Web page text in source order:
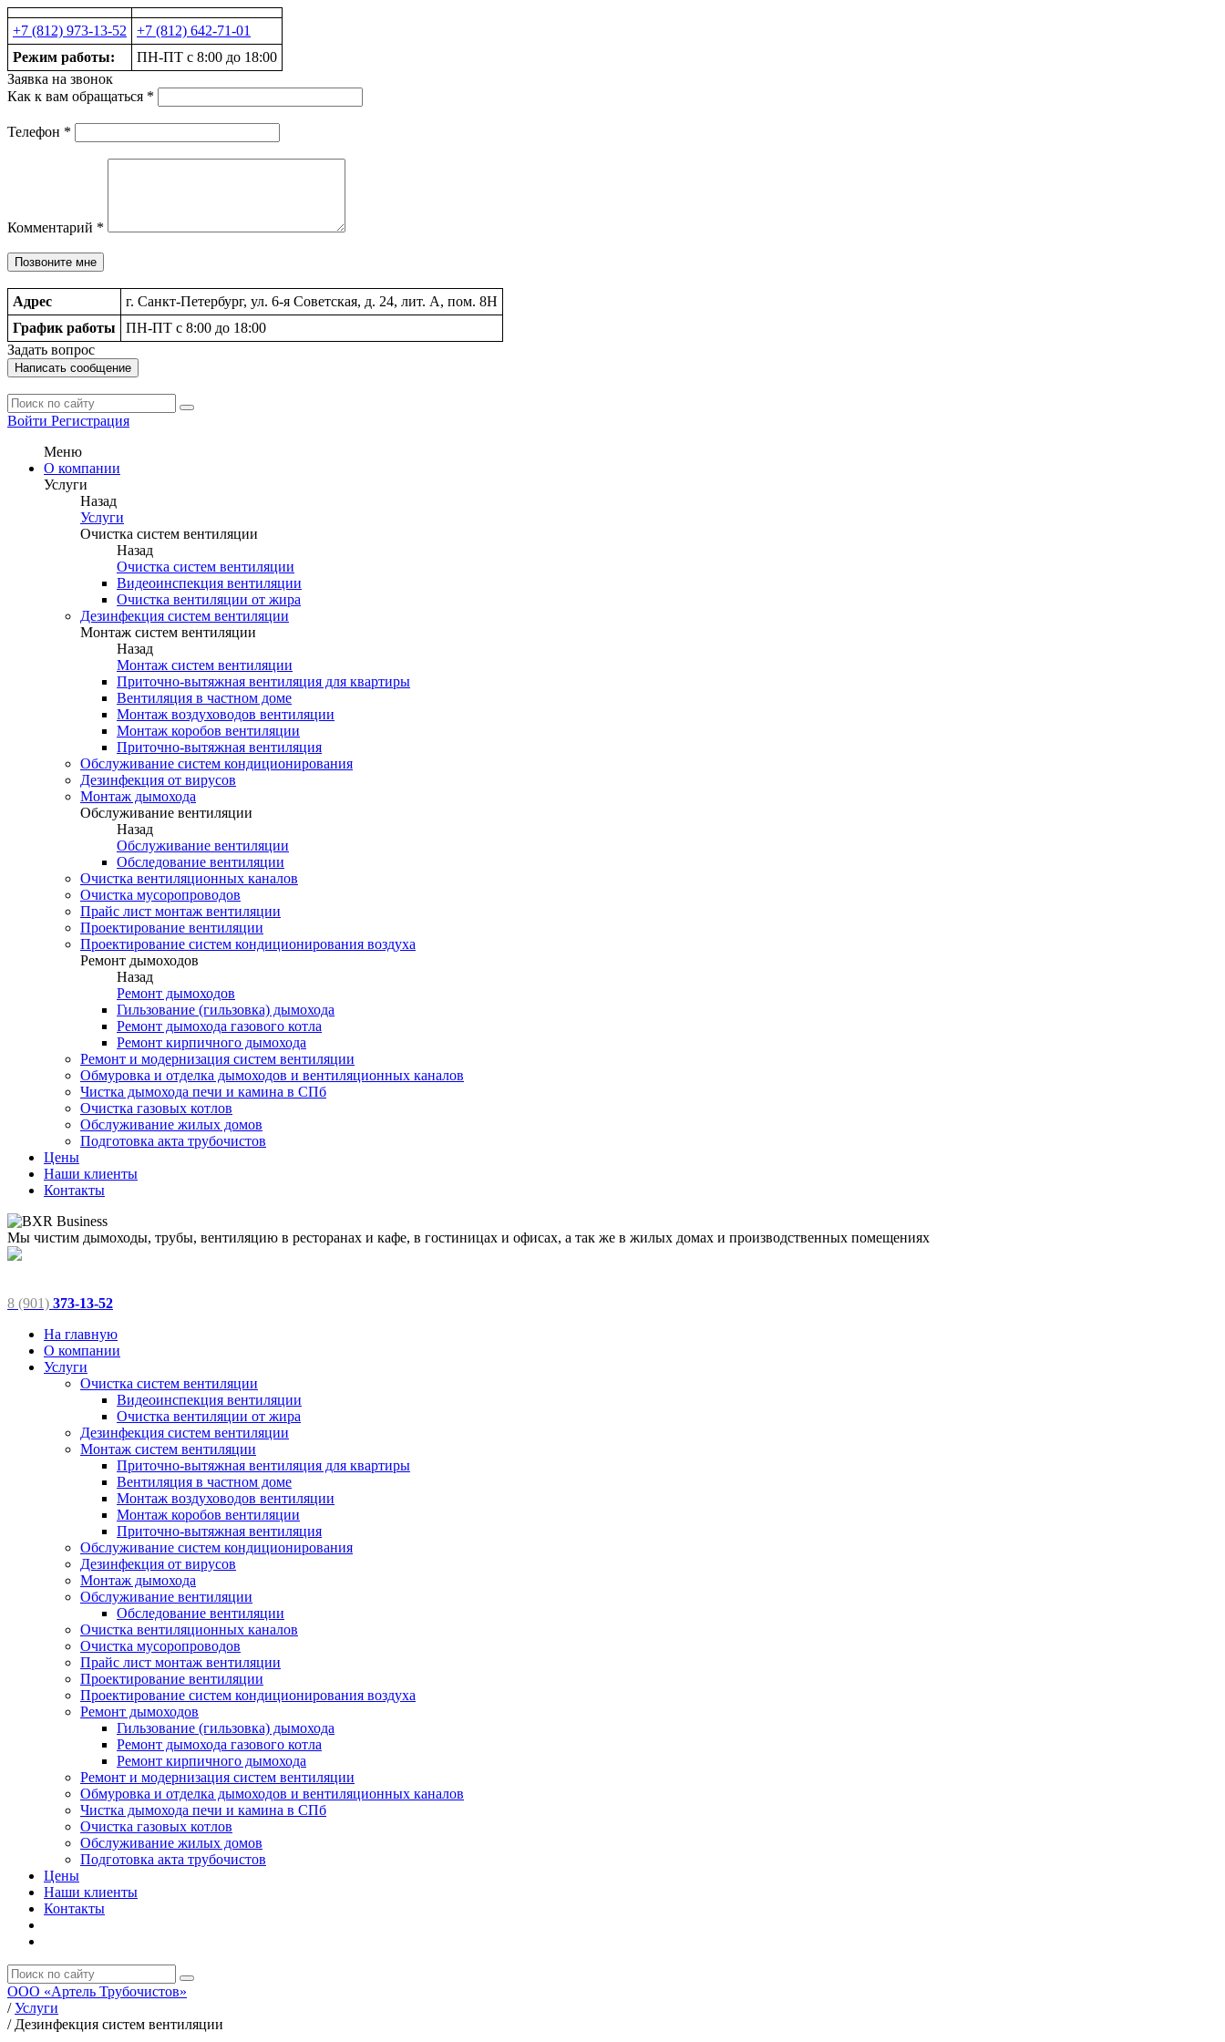
+7 (812) 973-13-52
+7 (812) 642-71-01
Режим работы:
ПН-ПТ с 8:00 до 18:00
Заявка на звонок
Как к вам обращаться *
Телефон *
Комментарий *
Позвоните мне
Адрес
г. Санкт-Петербург, ул. 6-я Советская, д. 24, лит. А, пом. 8Н
График работы
ПН-ПТ с 8:00 до 18:00
Задать вопрос
Написать сообщение
Войти Регистрация
Меню
О компании
Услуги
Назад
Услуги
Очистка систем вентиляции
Назад
Очистка систем вентиляции
Видеоинспекция вентиляции
Очистка вентиляции от жира
Дезинфекция систем вентиляции
Монтаж систем вентиляции
Назад
Монтаж систем вентиляции
Приточно-вытяжная вентиляция для квартиры
Вентиляция в частном доме
Монтаж воздуховодов вентиляции
Монтаж коробов вентиляции
Приточно-вытяжная вентиляция
Обслуживание систем кондиционирования
Дезинфекция от вирусов
Монтаж дымохода
Обслуживание вентиляции
Назад
Обслуживание вентиляции
Обследование вентиляции
Очистка вентиляционных каналов
Очистка мусоропроводов
Прайс лист монтаж вентиляции
Проектирование вентиляции
Проектирование систем кондиционирования воздуха
Ремонт дымоходов
Назад
Ремонт дымоходов
Гильзование (гильзовка) дымохода
Ремонт дымохода газового котла
Ремонт кирпичного дымохода
Ремонт и модернизация систем вентиляции
Обмуровка и отделка дымоходов и вентиляционных каналов
Чистка дымохода печи и камина в СПб
Очистка газовых котлов
Обслуживание жилых домов
Подготовка акта трубочистов
Цены
Наши клиенты
Контакты
Мы чистим дымоходы, трубы, вентиляцию в ресторанах и кафе, в гостиницах и офисах, а так же в жилых домах и производственных помещениях
8 (901) 373-13-52
На главную
О компании
Услуги
Очистка систем вентиляции
Видеоинспекция вентиляции
Очистка вентиляции от жира
Дезинфекция систем вентиляции
Монтаж систем вентиляции
Приточно-вытяжная вентиляция для квартиры
Вентиляция в частном доме
Монтаж воздуховодов вентиляции
Монтаж коробов вентиляции
Приточно-вытяжная вентиляция
Обслуживание систем кондиционирования
Дезинфекция от вирусов
Монтаж дымохода
Обслуживание вентиляции
Обследование вентиляции
Очистка вентиляционных каналов
Очистка мусоропроводов
Прайс лист монтаж вентиляции
Проектирование вентиляции
Проектирование систем кондиционирования воздуха
Ремонт дымоходов
Гильзование (гильзовка) дымохода
Ремонт дымохода газового котла
Ремонт кирпичного дымохода
Ремонт и модернизация систем вентиляции
Обмуровка и отделка дымоходов и вентиляционных каналов
Чистка дымохода печи и камина в СПб
Очистка газовых котлов
Обслуживание жилых домов
Подготовка акта трубочистов
Цены
Наши клиенты
Контакты
ООО «Артель Трубочистов»
/ Услуги
/ Дезинфекция систем вентиляции